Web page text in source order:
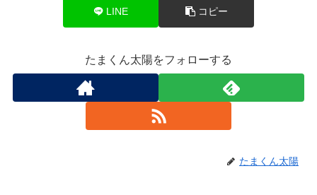
LINE コピー
たまくん太陽をフォローする
たまくん太陽